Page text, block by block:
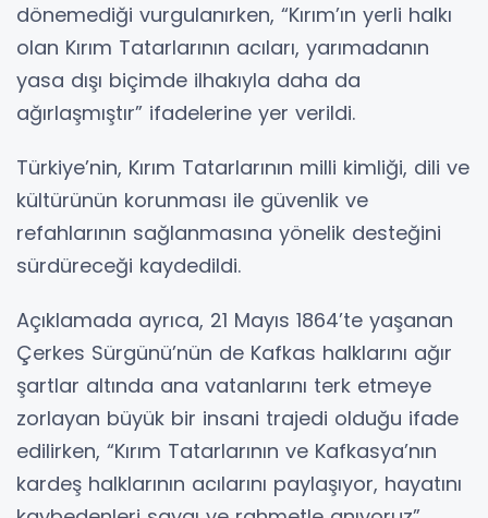
dönemediği vurgulanırken, “Kırım’ın yerli halkı
olan Kırım Tatarlarının acıları, yarımadanın
yasa dışı biçimde ilhakıyla daha da
ağırlaşmıştır” ifadelerine yer verildi.
Türkiye’nin, Kırım Tatarlarının milli kimliği, dili ve
kültürünün korunması ile güvenlik ve
refahlarının sağlanmasına yönelik desteğini
sürdüreceği kaydedildi.
Açıklamada ayrıca, 21 Mayıs 1864’te yaşanan
Çerkes Sürgünü’nün de Kafkas halklarını ağır
şartlar altında ana vatanlarını terk etmeye
zorlayan büyük bir insani trajedi olduğu ifade
edilirken, “Kırım Tatarlarının ve Kafkasya’nın
kardeş halklarının acılarını paylaşıyor, hayatını